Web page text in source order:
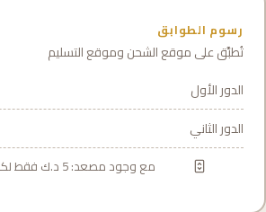
رسوم الطوابق
تُطبَّق على موقع الشحن وموقع التسليم
الدور الأول
الدور الثاني
مع وجود مصعد: 5 د.ك فقط لكل طابق بدلاً من 10 د.ك